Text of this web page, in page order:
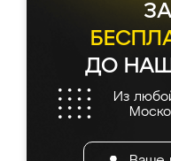
ДО
Из